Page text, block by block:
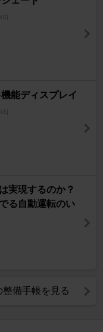
能ディスプレイ
実現するのか？
る自動運転のい
備手帳を見る